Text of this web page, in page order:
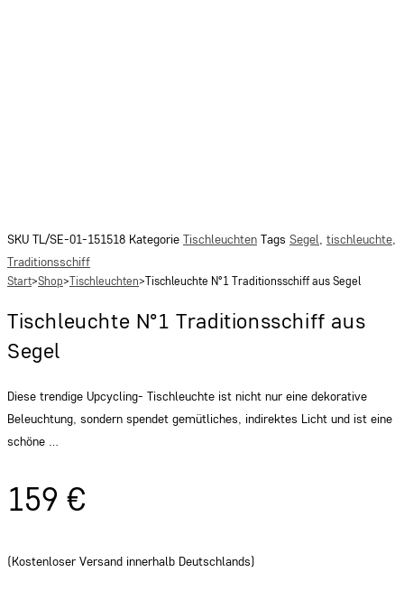
SKU TL/SE-01-151518 Kategorie Tischleuchten Tags Segel, tischleuchte,
Traditionsschiff
Start>Shop> Tischleuchten> Tischleuchte N°1 Traditionsschiff aus Segel
Tischleuchte N°1 Traditionsschiff aus
Segel
Diese trendige Upcycling- Tischleuchte ist nicht nur eine dekorative
Beleuchtung, sondern spendet gemütliches, indirektes Licht und ist eine
schöne …
159 €
(Kostenloser Versand innerhalb Deutschlands)